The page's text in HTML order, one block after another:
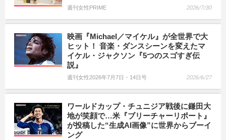
週刊女性PRIME 2026/7/30
映画『Michael／マイケル』が全世界で大
ヒット！ 音楽・ダンスシーンを変えたマ
イケル・ジャクソン『5つのスゴすぎ伝
説』
週刊女性2026年7月7日・14日号 2026/6/27
ワールドカップ・チュニジア戦後に鎌田大
地が笑顔で…米『ブリーチャーリポート』
が投稿した“生成AI画像”に世界からブーイ
ング